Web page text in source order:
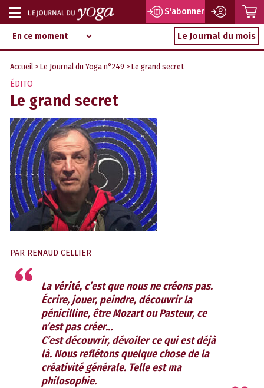
Aller
au
contenu
d‘information
indépendant
Afficher
ou
masquer
la
navigation
S'abonner
Le Journal du mois
Accueil >Le Journal du Yoga n°249 > Le grand secret
ÉDITO
Le grand secret
PAR RENAUD CELLIER
La vérité, c’est que nous ne créons pas.
Écrire, jouer, peindre, découvrir la
pénicilline, être Mozart ou Pasteur, ce
n’est pas créer…
C’est découvrir, dévoiler ce qui est déjà
là. Nous reflétons quelque chose de la
créativité générale. Telle est ma
philosophie.